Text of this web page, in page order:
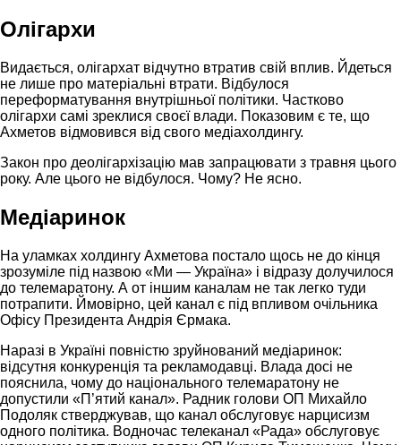
Олігархи
Видається, олігархат відчутно втратив свій вплив. Йдеться
не лише про матеріальні втрати. Відбулося
переформатування внутрішньої політики. Частково
олігархи самі зреклися своєї влади. Показовим є те, що
Ахметов відмовився від свого медіахолдингу.
Закон про деолігархізацію мав запрацювати з травня цього
року. Але цього не відбулося. Чому? Не ясно.
Медіаринок
На уламках холдингу Ахметова постало щось не до кінця
зрозуміле під назвою «Ми — Україна» і відразу долучилося
до телемаратону. А от іншим каналам не так легко туди
потрапити. Ймовірно, цей канал є під впливом очільника
Офісу Президента Андрія Єрмака.
Наразі в Україні повністю зруйнований медіаринок:
відсутня конкуренція та рекламодавці. Влада досі не
пояснила, чому до національного телемаратону не
допустили «П’ятий канал». Радник голови ОП Михайло
Подоляк стверджував, що канал обслуговує нарцисизм
одного політика. Водночас телеканал «Рада» обслуговує